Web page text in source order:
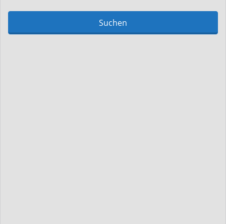
Suchen